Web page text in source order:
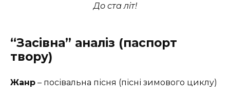
До ста літ!
“Засівна” аналіз (паспорт
твору)
Жанр – посівальна пісня (пісні зимового циклу)